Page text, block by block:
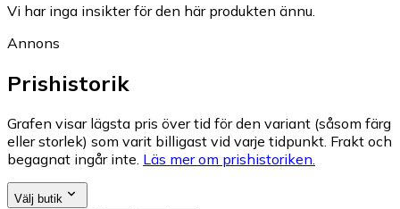
Vi har inga insikter för den här produkten ännu.
Annons
Prishistorik
Grafen visar lägsta pris över tid för den variant (såsom färg
eller storlek) som varit billigast vid varje tidpunkt. Frakt och
begagnat ingår inte. Läs mer om prishistoriken.
Välj butik